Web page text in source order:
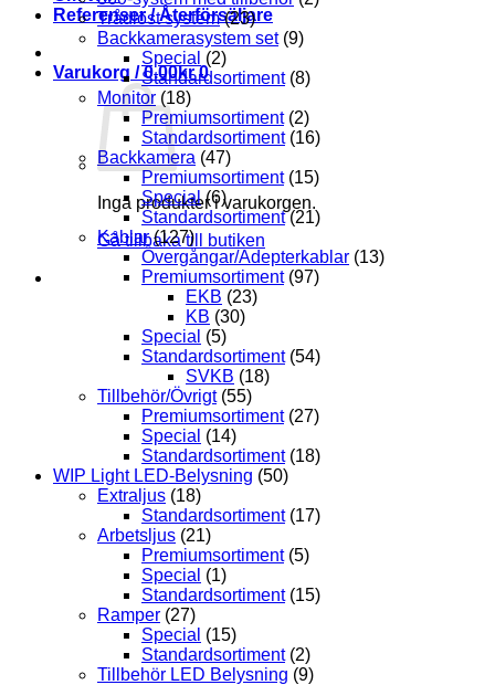
Referenser / Återförsäljare
Varukorg /0.00kr 0
Inga produkter i varukorgen.
Gå tillbaka till butiken
Trådlöst system (23)
Backkamerasystem set (9)
Special (2)
Standardsortiment (8)
Monitor (18)
Premiumsortiment (2)
Standardsortiment (16)
Backkamera (47)
Premiumsortiment (15)
Special (6)
Standardsortiment (21)
Kablar (127)
Övergångar/Adepterkablar (13)
Premiumsortiment (97)
EKB (23)
KB (30)
Special (5)
Standardsortiment (54)
SVKB (18)
Tillbehör/Övrigt (55)
Premiumsortiment (27)
Special (14)
Standardsortiment (18)
WIP Light LED-Belysning (50)
Extraljus (18)
Standardsortiment (17)
Arbetsljus (21)
Premiumsortiment (5)
Special (1)
Standardsortiment (15)
Ramper (27)
Special (15)
Standardsortiment (2)
Tillbehör LED Belysning (9)